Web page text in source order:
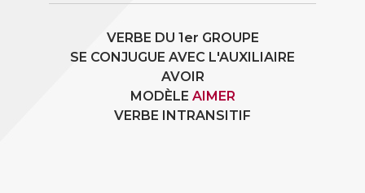
VERBE DU 1er GROUPE
SE CONJUGUE AVEC L'AUXILIAIRE
AVOIR
MODÈLE AIMER
VERBE INTRANSITIF